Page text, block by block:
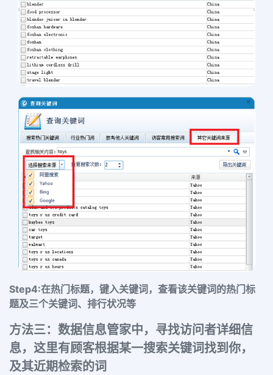
Step4:在热门标题，键入关键词，查看该关键词的热门标
题及三个关键词、排行状况等
方法三：数据信息管家中，寻找访问者详细信
息，这里有顾客根据某一搜索关键词找到你，
及其近期检索的词